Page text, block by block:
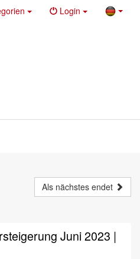
Login
Als nächstes endet
Juni 2023 |